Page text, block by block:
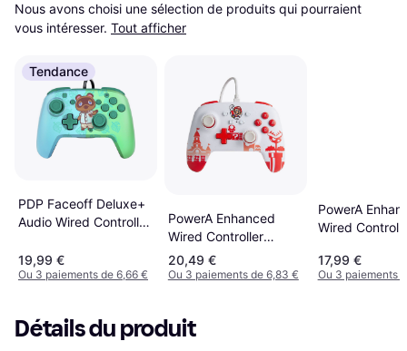
Nous avons choisi une sélection de produits qui pourraient
vous intéresser. Tout afficher
Tendance
PDP Faceoff Deluxe+
Audio Wired Controller
Nook
19,99 €
Ou 3 paiements de 6,66 €
PowerA Enhanced
Wired Controller
Nintendo Switch–
Mario Red/White
20,49 €
Ou 3 paiements de 6,83 €
PowerA
Wired
Mario Pop Art
17,99 €
Ou 3 paiements
Détails du produit